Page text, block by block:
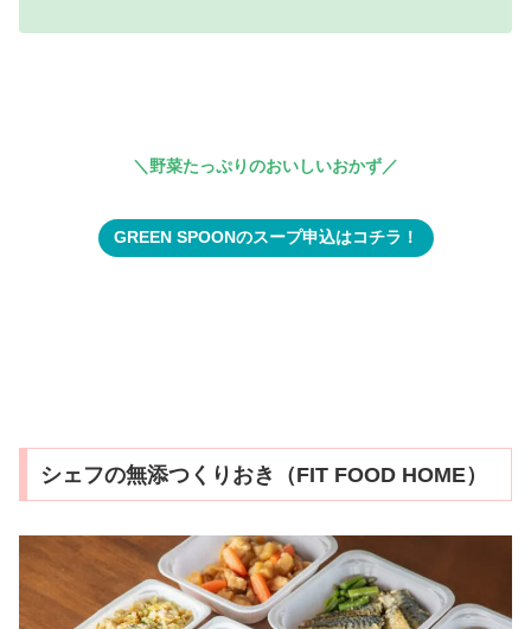
＼野菜たっぷりのおいしいおかず／
GREEN SPOONのスープ申込はコチラ！
シェフの無添つくりおき（FIT FOOD HOME）